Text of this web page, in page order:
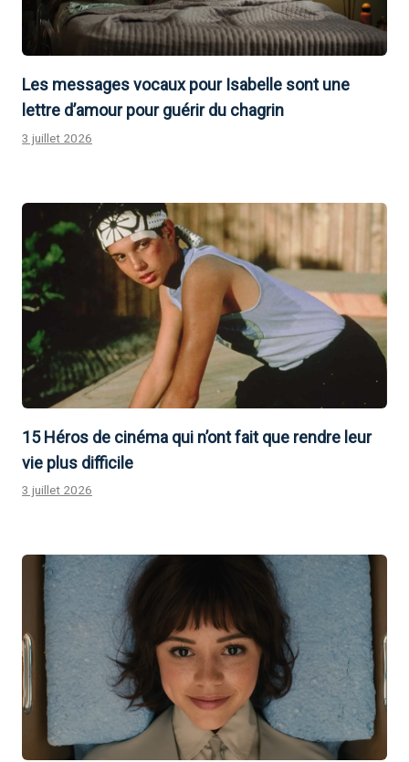
Les messages vocaux pour Isabelle sont une
lettre d’amour pour guérir du chagrin
3 juillet 2026
15 Héros de cinéma qui n’ont fait que rendre leur
vie plus difficile
3 juillet 2026